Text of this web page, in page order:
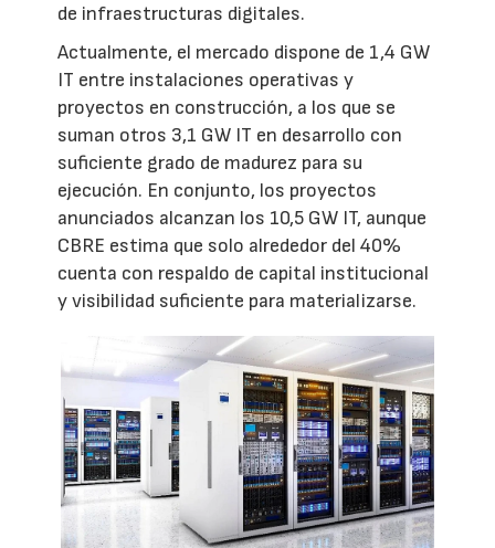
de infraestructuras digitales.
Actualmente, el mercado dispone de 1,4 GW
IT entre instalaciones operativas y
proyectos en construcción, a los que se
suman otros 3,1 GW IT en desarrollo con
suficiente grado de madurez para su
ejecución. En conjunto, los proyectos
anunciados alcanzan los 10,5 GW IT, aunque
CBRE estima que solo alrededor del 40%
cuenta con respaldo de capital institucional
y visibilidad suficiente para materializarse.